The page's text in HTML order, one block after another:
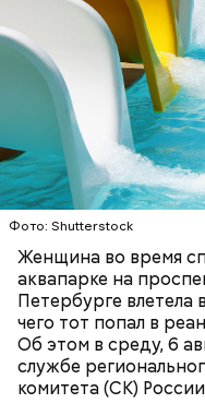
Фото: Shutterstock
Женщина во время
аквапарке на
Петербурге влетела
чего тот попал в
Об этом в среду, 6
службе
комитета (СК)
Блогеру грозило до
Play
Video
Тогда медики не
причину смерти
родителей
доказать его
удалось. Когда же
заявил, что ничего
что яд могли
недоброжелатели.